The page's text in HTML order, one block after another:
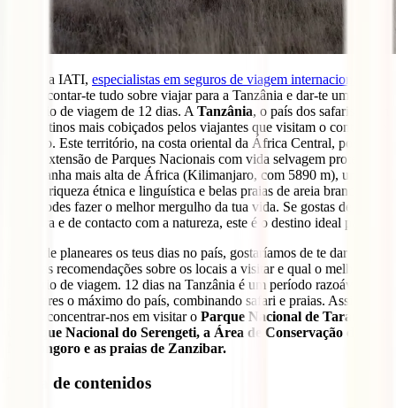
Hoje, na IATI, especialistas em seguros de viagem internacionais
vamos contar-te tudo sobre viajar para a Tanzânia e dar-te um
itinerário de viagem de 12 dias. A Tanzânia, o país dos safaris, é um
dos destinos mais cobiçados pelos viajantes que visitam o continente
africano. Este território, na costa oriental da África Central, possui a
maior extensão de Parques Nacionais com vida selvagem protegida,
a montanha mais alta de África (Kilimanjaro, com 5890 m), uma
grande riqueza étnica e linguística e belas praias de areia branca
onde podes fazer o melhor mergulho da tua vida. Se gostas de
aventura e de contacto com a natureza, este é o destino ideal para ti!
Antes de planeares os teus dias no país, gostaríamos de te dar
algumas recomendações sobre os locais a visitar e qual o melhor
itinerário de viagem. 12 dias na Tanzânia é um período razoável
para veres o máximo do país, combinando safari e praias. Assim,
vamos concentrar-nos em visitar o Parque Nacional de Tarangire,
o Parque Nacional do Serengeti, a Área de Conservação de
Ngorongoro e as praias de Zanzibar.
Tabla de contenidos